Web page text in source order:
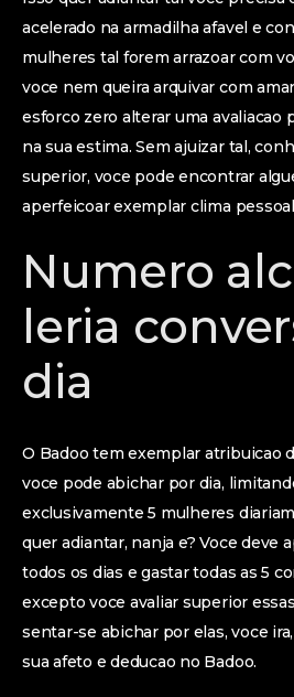
acelerado na armadilha afavel e
mulheres tal forem arrazoar com
voce nem queira arquivar com
esforco zero alterar uma avaliacao
na sua estima. Sem ajuizar tal,
superior, voce pode encontrar
aperfeicoar exemplar clima
Numero
leria
dia
O Badoo tem exemplar atribuicao
voce pode abichar por dia,
exclusivamente 5 mulheres
quer adiantar, nanja e? Voce deve
todos os dias e gastar todas as 5
excepto voce avaliar superior
sentar-se abichar por elas, voce
sua afeto e deducao no Badoo.